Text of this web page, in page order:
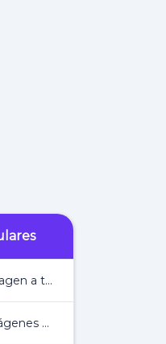
Convertidor de imagen a texto en línea
Compresor de Imágenes en Línea